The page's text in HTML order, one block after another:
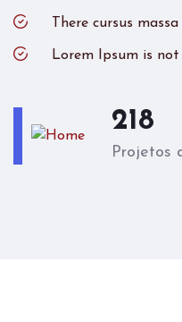
There cursus
Lorem Ipsum is
379
Projetos